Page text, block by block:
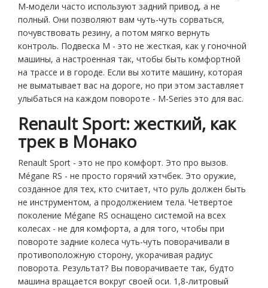
M-модели часто используют задний привод, а не
полный. Они позволяют вам чуть-чуть сорваться,
почувствовать резину, а потом мягко вернуть
контроль. Подвеска M - это не жесткая, как у гоночной
машины, а настроенная так, чтобы быть комфортной
на трассе и в городе. Если вы хотите машину, которая
не выматывает вас на дороге, но при этом заставляет
улыбаться на каждом повороте - M-Series это для вас.
Renault Sport: жесткий, как
трек в Монако
Renault Sport - это не про комфорт. Это про вызов.
Mégane RS - не просто горячий хэтчбек. Это оружие,
созданное для тех, кто считает, что руль должен быть
не инструментом, а продолжением тела. Четвертое
поколение Mégane RS оснащено системой на всех
колесах - не для комфорта, а для того, чтобы при
повороте задние колеса чуть-чуть поворачивали в
противоположную сторону, укорачивая радиус
поворота. Результат? Вы поворачиваете так, будто
машина вращается вокруг своей оси. 1,8-литровый